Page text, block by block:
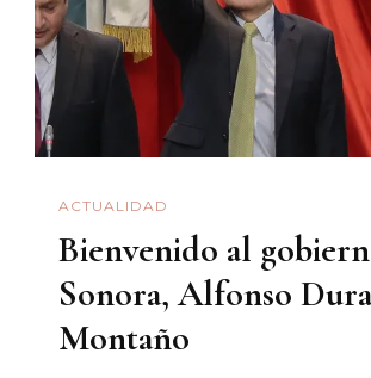
ACTUALIDAD
Bienvenido al
Sonora, Alfonso
Montaño